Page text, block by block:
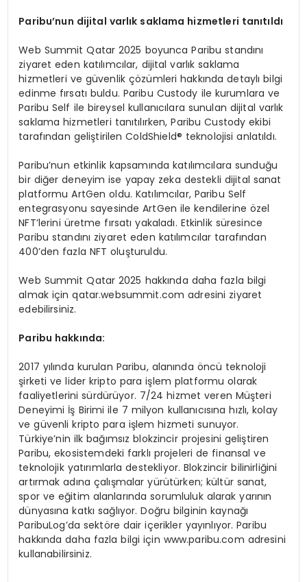
Paribu’nun dijital varlık saklama hizmetleri tanıtıldı
Web Summit Qatar 2025 boyunca Paribu standını
ziyaret eden katılımcılar, dijital varlık saklama
hizmetleri ve güvenlik çözümleri hakkında detaylı bilgi
edinme fırsatı buldu. Paribu Custody ile kurumlara ve
Paribu Self ile bireysel kullanıcılara sunulan dijital varlık
saklama hizmetleri tanıtılırken, Paribu Custody ekibi
tarafından geliştirilen ColdShield® teknolojisi anlatıldı.
Paribu’nun etkinlik kapsamında katılımcılara sunduğu
bir diğer deneyim ise yapay zeka destekli dijital sanat
platformu ArtGen oldu. Katılımcılar, Paribu Self
entegrasyonu sayesinde ArtGen ile kendilerine özel
NFT’lerini üretme fırsatı yakaladı. Etkinlik süresince
Paribu standını ziyaret eden katılımcılar tarafından
400’den fazla NFT oluşturuldu.
Web Summit Qatar 2025 hakkında daha fazla bilgi
almak için qatar.websummit.com adresini ziyaret
edebilirsiniz.
Paribu hakkında:
2017 yılında kurulan Paribu, alanında öncü teknoloji
şirketi ve lider kripto para işlem platformu olarak
faaliyetlerini sürdürüyor. 7/24 hizmet veren Müşteri
Deneyimi İş Birimi ile 7 milyon kullanıcısına hızlı, kolay
ve güvenli kripto para işlem hizmeti sunuyor.
Türkiye’nin ilk bağımsız blokzincir projesini geliştiren
Paribu, ekosistemdeki farklı projeleri de finansal ve
teknolojik yatırımlarla destekliyor. Blokzincir bilinirliğini
artırmak adına çalışmalar yürütürken; kültür sanat,
spor ve eğitim alanlarında sorumluluk alarak yarının
dünyasına katkı sağlıyor. Doğru bilginin kaynağı
ParibuLog’da sektöre dair içerikler yayınlıyor. Paribu
hakkında daha fazla bilgi için www.paribu.com adresini
kullanabilirsiniz.